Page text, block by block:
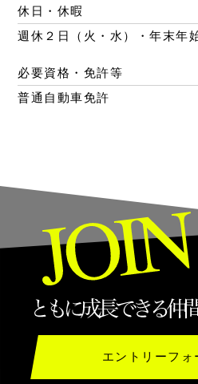
休日・休暇
週休２日（火・水）・年末年
必要資格・免許等
普通自動車免許
エントリーフォ